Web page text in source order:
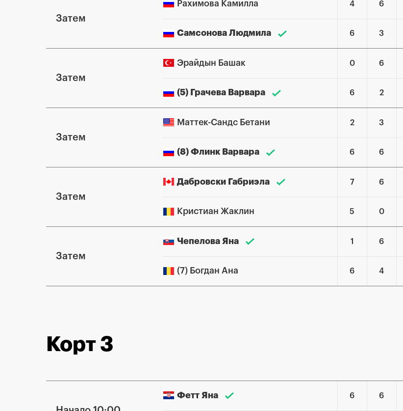
Затем
Рахимова Камилла
Самсонова Людмила
4 6
6 3
Затем
Эрайдын Башак
(5) Грачева Варвара
0 6
6 2
Затем
Маттек-Сандс Бетани
(8) Флинк Варвара
2 3
6 6
Затем
Дабровски Габриэла
Кристиан Жаклин
7 6
5 0
Затем
Чепелова Яна
(7) Богдан Ана
1 6
6 4
Корт 3
Фетт Яна 6 6